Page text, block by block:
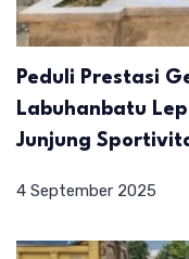
Peduli Prestasi
Labuhanbatu
Junjung
4 September 2025